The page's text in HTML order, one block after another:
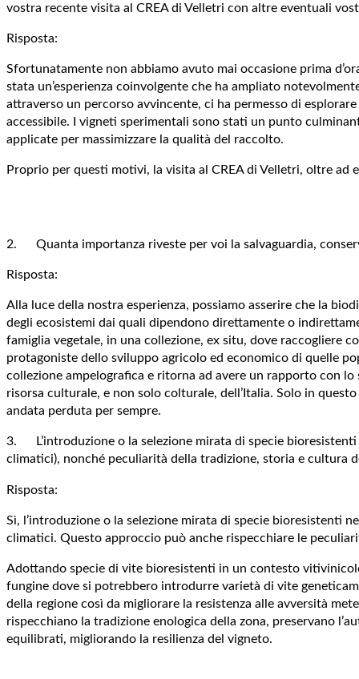
vostra recente visita al CREA di Velletri con altre eventuali
Risposta:
Sfortunatamente non abbiamo avuto mai occasione prima
stata un’esperienza coinvolgente che ha ampliato
attraverso un percorso avvincente, ci ha permesso di
accessibile. I vigneti sperimentali sono stati un punto
applicate per massimizzare la qualità del raccolto.
Proprio per questi motivi, la visita al CREA di Velletri, oltre ad
2. Quanta importanza riveste per voi la salvaguardia,
Risposta:
Alla luce della nostra esperienza, possiamo asserire che la
degli ecosistemi dai quali dipendono direttamente o
famiglia vegetale, in una collezione, ex situ, dove raccogliere
protagoniste dello sviluppo agricolo ed economico di quelle
collezione ampelografica e ritorna ad avere un rapporto con
risorsa culturale, e non solo colturale, dell’Italia. Solo in
andata perduta per sempre.
3. L’introduzione o la selezione mirata di specie
climatici), nonché peculiarità della tradizione, storia e cultura
Risposta:
Sì, l’introduzione o la selezione mirata di specie
climatici. Questo approccio può anche rispecchiare le
Adottando specie di vite bioresistenti in un contesto
fungine dove si potrebbero introdurre varietà di vite
della regione così da migliorare la resistenza alle avversità
rispecchiano la tradizione enologica della zona, preservano
equilibrati, migliorando la resilienza del vigneto.